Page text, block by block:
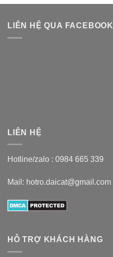
LIÊN HỆ QUA FACEBOOK
LIÊN HỆ
Hotline/zalo : 0984 665 339
Mail: hotro.daicat@gmail.com
HỖ TRỢ KHÁCH HÀNG